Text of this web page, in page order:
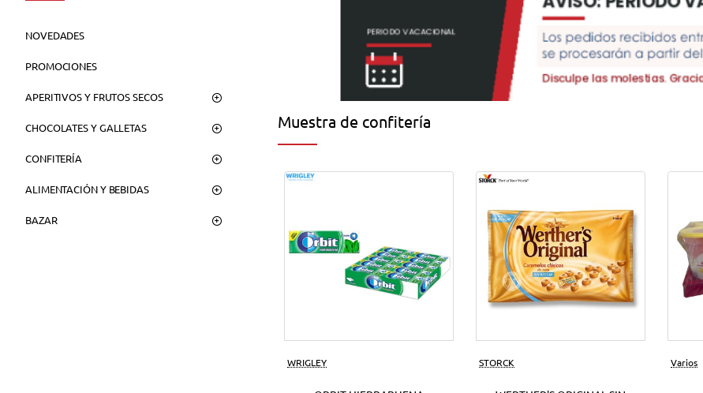
NOVEDADES
PROMOCIONES
APERITIVOS Y FRUTOS SECOS
CHOCOLATES Y GALLETAS
CONFITERÍA
ALIMENTACIÓN Y BEBIDAS
BAZAR
Muestra de confitería
WRIGLEY STORCK Varios